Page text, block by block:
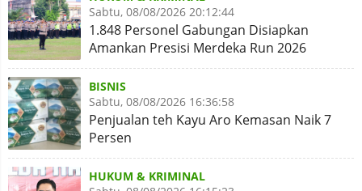
Sabtu, 08/08/2026 20:12:44
1.848 Personel Gabungan Disiapkan
Amankan Presisi Merdeka Run 2026
BISNIS
Sabtu, 08/08/2026 16:36:58
Penjualan teh Kayu Aro Kemasan Naik 7
Persen
HUKUM & KRIMINAL